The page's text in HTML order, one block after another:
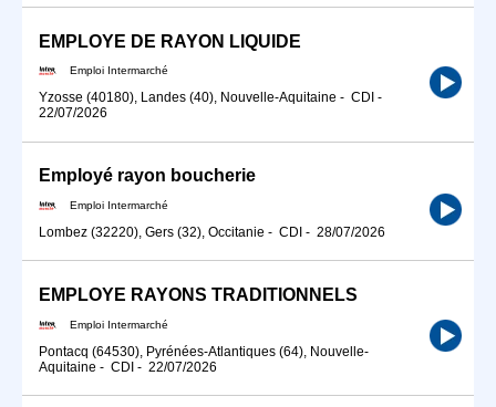
EMPLOYE DE RAYON LIQUIDE
Emploi Intermarché
Yzosse (40180), Landes (40), Nouvelle-Aquitaine - CDI -
22/07/2026
Employé rayon boucherie
Emploi Intermarché
Lombez (32220), Gers (32), Occitanie - CDI - 28/07/2026
EMPLOYE RAYONS TRADITIONNELS
Emploi Intermarché
Pontacq (64530), Pyrénées-Atlantiques (64), Nouvelle-
Aquitaine - CDI - 22/07/2026